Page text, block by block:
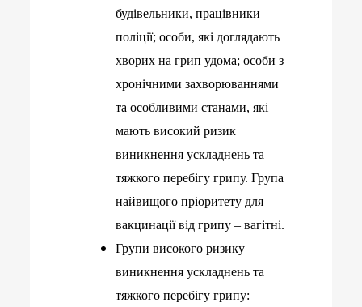
будівельники, працівники
поліції; особи, які доглядають
хворих на грип удома; особи з
хронічними захворюваннями
та особливими станами, які
мають високий ризик
виникнення ускладнень та
тяжкого перебігу грипу. Група
найвищого пріоритету для
вакцинації від грипу – вагітні.
Групи високого ризику
виникнення ускладнень та
тяжкого перебігу грипу: